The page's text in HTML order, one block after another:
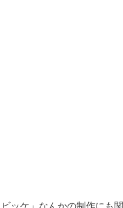
ッケ」なんかの制作にも関